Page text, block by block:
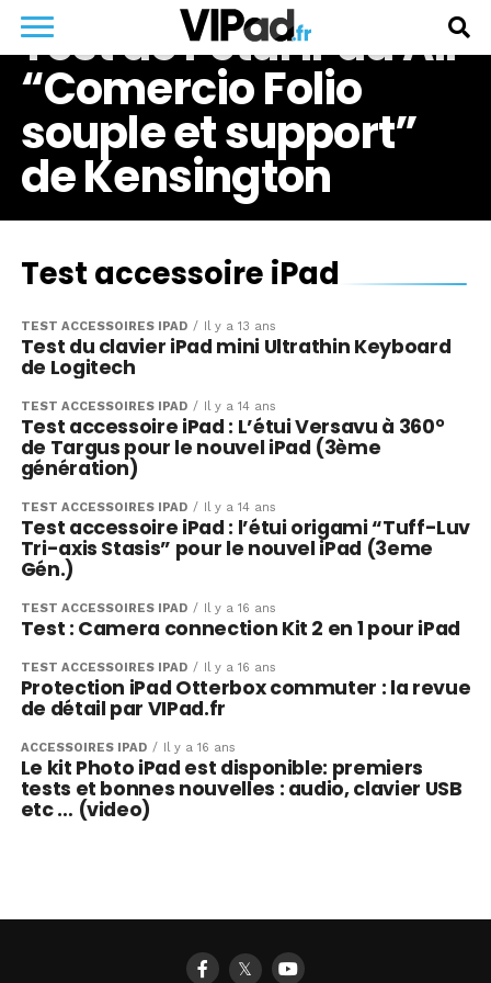
Test de l’étui iPad Air
“Comercio Folio
souple et support”
de Kensington
Test accessoire iPad
TEST ACCESSOIRES IPAD Il y a 13 ans
Test du clavier iPad mini Ultrathin Keyboard
de Logitech
TEST ACCESSOIRES IPAD Il y a 14 ans
Test accessoire iPad : L’étui Versavu à 360°
de Targus pour le nouvel iPad (3ème
génération)
TEST ACCESSOIRES IPAD Il y a 14 ans
Test accessoire iPad : l’étui origami “Tuff-Luv
Tri-axis Stasis” pour le nouvel iPad (3eme
Gén.)
TEST ACCESSOIRES IPAD Il y a 16 ans
Test : Camera connection Kit 2 en 1 pour iPad
TEST ACCESSOIRES IPAD Il y a 16 ans
Protection iPad Otterbox commuter : la revue
de détail par VIPad.fr
ACCESSOIRES IPAD Il y a 16 ans
Le kit Photo iPad est disponible: premiers
tests et bonnes nouvelles : audio, clavier USB
etc … (video)
𝕏